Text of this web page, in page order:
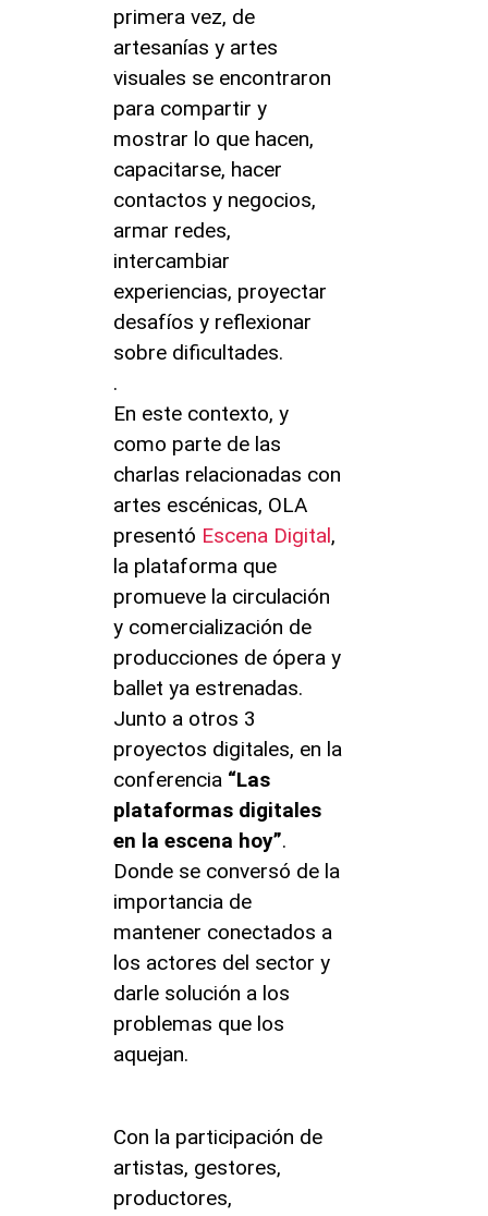
primera vez, de
artesanías y artes
visuales se encontraron
para compartir y
mostrar lo que hacen,
capacitarse, hacer
contactos y negocios,
armar redes,
intercambiar
experiencias, proyectar
desafíos y reflexionar
sobre dificultades.
.
En este contexto, y
como parte de las
charlas relacionadas con
artes escénicas, OLA
presentó Escena Digital,
la plataforma que
promueve la circulación
y comercialización de
producciones de ópera y
ballet ya estrenadas.
Junto a otros 3
proyectos digitales, en la
conferencia “Las
plataformas digitales
en la escena hoy”.
Donde se conversó de la
importancia de
mantener conectados a
los actores del sector y
darle solución a los
problemas que los
aquejan.
Con la participación de
artistas, gestores,
productores,